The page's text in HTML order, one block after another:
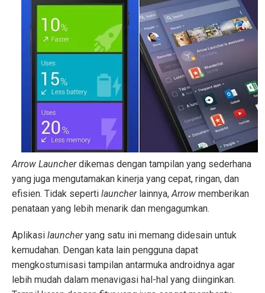
Arrow Launcherdikemas dengan tampilan yang sederhana
yang juga mengutamakan kinerja yang cepat, ringan, dan
efisien. Tidak seperti launcher lainnya,Arrow memberikan
penataan yang lebih menarik dan mengagumkan.
Aplikasi launcheryang satu ini memang didesain untuk
kemudahan. Dengan kata lain pengguna dapat
mengkostumisasi tampilan antarmuka androidnya agar
lebih mudah dalam menavigasi hal-hal yang diinginkan.